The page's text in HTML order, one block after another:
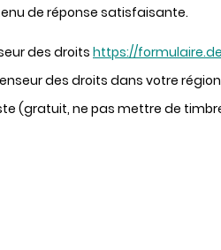
de réponse satisfaisante.
des droits https://
des droits dans votre région
(gratuit, ne pas mettre de